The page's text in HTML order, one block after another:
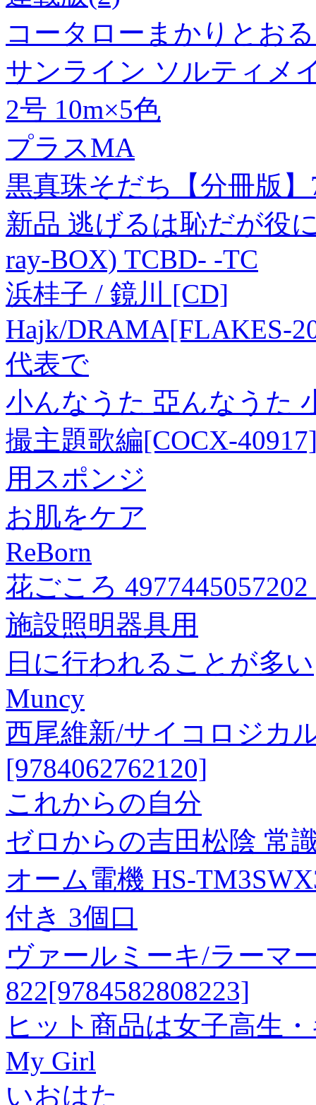
コータローまかりとお
サンライン ソルティメ
2号 10m×5色
プラスMA
黒真珠そだち【分冊版】
新品 逃げるは恥だが役
ray-BOX) TCBD- -TC
浜桂子 / 鏡川 [CD]
Hajk/DRAMA[FLAKES-
代表で
小んなうた 亞んなうた
撮主題歌編[COCX-
用スポンジ
お肌をケア
ReBorn
花ごころ
施設照明器具用
日に行われることが多い
Muncy
西尾維新/サイコロジカ
[9784062762120]
これからの自分
ゼロからの吉田松陰 常
オーム電機 HS-
付き 3個口
ヴァールミーキ/ラーマ
822[9784582808223]
ヒット商品は女子高生
My Girl
いおはた